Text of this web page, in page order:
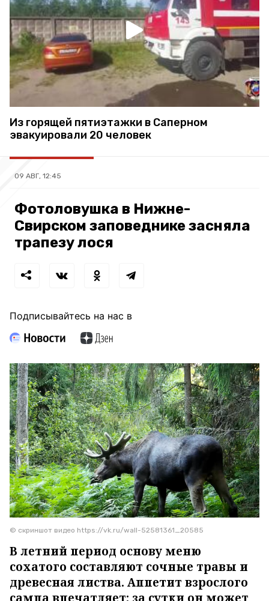
Из горящей пятиэтажки в Саперном
эвакуировали 20 человек
09 АВГ, 12:45
Фотоловушка в Нижне-
Свирском заповеднике засняла
трапезу лося
Подписывайтесь на нас в
© скриншот видео https://vk.ru/wall-52581361_20585
В летний период основу меню
сохатого составляют сочные травы и
древесная листва. Аппетит взрослого
самца впечатляет: за сутки он может